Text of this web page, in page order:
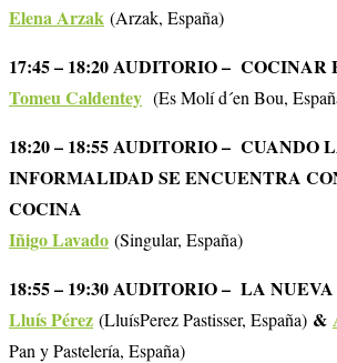
Elena Arzak (Arzak, España)
17:45 – 18:20 AUDITORIO – COCINAR
Tomeu Caldentey (Es Molí d´en Bou,
18:20 – 18:55 AUDITORIO – CUANDO
INFORMALIDAD SE ENCUENTRA
COCINA
Iñigo Lavado (Singular, España)
18:55 – 19:30 AUDITORIO – LA
Lluís Pérez (LluísPerez Pastisser, España) &
Pan y Pastelería, España)